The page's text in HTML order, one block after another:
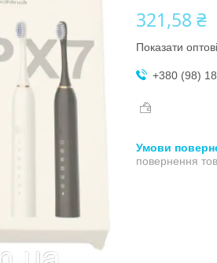
321,58 ₴
Показати
+380 (98)
повернення